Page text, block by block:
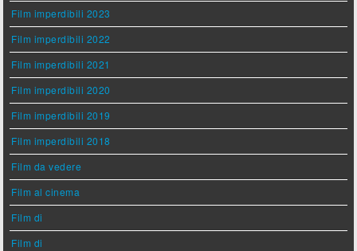
Film imperdibili 2023
Film imperdibili 2022
Film imperdibili 2021
Film imperdibili 2020
Film imperdibili 2019
Film imperdibili 2018
Film da vedere
Film al cinema
Film di
Film di